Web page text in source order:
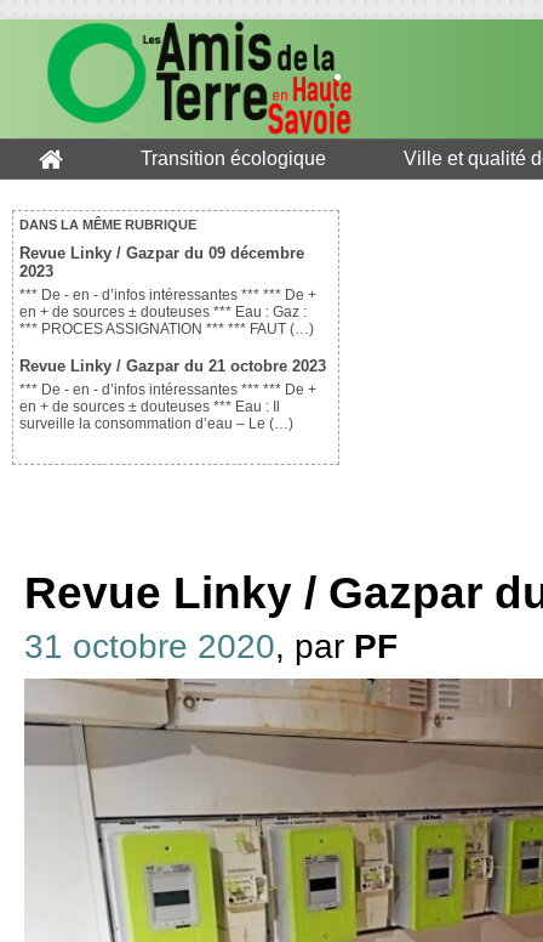
Transition écologique Ville et qualité
DANS LA MÊME RUBRIQUE
Revue Linky / Gazpar du 09 décembre
2023
*** De - en - d’infos intéressantes *** *** De +
en + de sources ± douteuses *** Eau : Gaz :
*** PROCES ASSIGNATION *** *** FAUT (…)
Revue Linky / Gazpar du 21 octobre 2023
*** De - en - d’infos intéressantes *** *** De +
en + de sources ± douteuses *** Eau : Il
surveille la consommation d’eau – Le (…)
Revue Linky / Gazpar
31 octobre 2020, par PF